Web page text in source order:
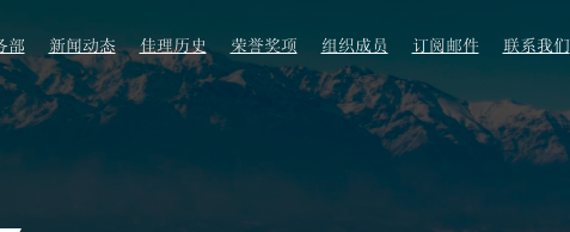
部 新闻动态 佳理历史 荣誉奖项 组织成员 订阅邮件 联系我们